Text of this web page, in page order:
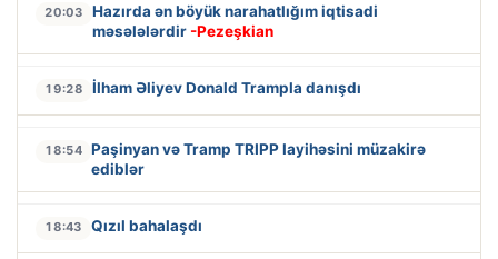
20:03
Hazırda ən böyük narahatlığım iqtisadi
məsələlərdir -Pezeşkian
19:28 İlham Əliyev Donald Trampla danışdı
18:54 Paşinyan və Tramp TRIPP layihəsini müzakirə
ediblər
18:43 Qızıl bahalaşdı